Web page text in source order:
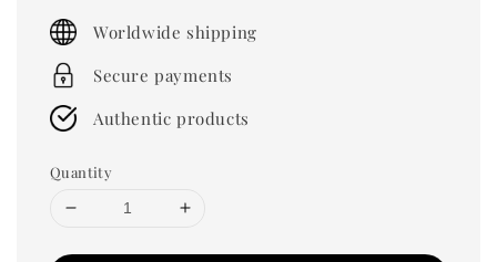
price
Worldwide shipping
Secure payments
Authentic products
Quantity